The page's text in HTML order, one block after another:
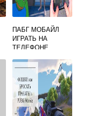
ПАБГ МОБАЙЛ
ИГРАТЬ НА
ТЕЛЕФОНЕ